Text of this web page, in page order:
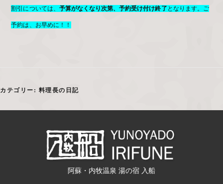
割引については、 予算がなくなり次第、予約受け付け終了 となります。ご
予約は、お早めに！！
カテゴリー: 料理長の日記
阿蘇・内牧温泉 湯の宿 入船